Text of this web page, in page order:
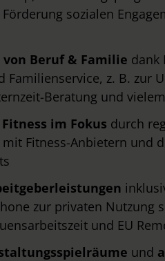
sozialen
Beruf & Familie dank
Familienservice, z. B. zur
Beratung und
im Fokus durch
Fitness-Anbietern und
zur privaten Nutzung
und EU
und